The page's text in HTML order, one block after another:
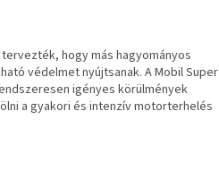
hogy más hagyományos
védelmet nyújtsanak. A Mobil Super
igényes körülmények
a gyakori és intenzív motorterhelés